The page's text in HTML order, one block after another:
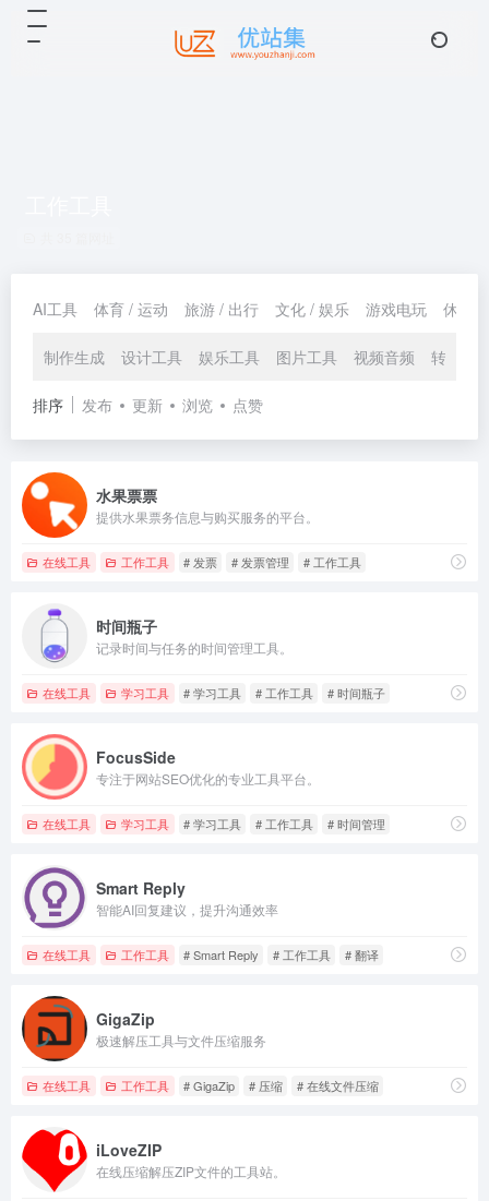
AI工具 体育 / 运动 旅游 / 出行 文化 / 娱乐 游戏电玩 休闲 /
制作生成 设计工具 娱乐工具 图片工具 视频音频 转换工
排序 发布 更新 浏览 点赞
水果票票
提供水果票务信息与购买服务的平台。
在线工具 工作工具 # 发票 # 发票管理 # 工作工具
时间瓶子
记录时间与任务的时间管理工具。
在线工具 学习工具 # 学习工具 # 工作工具 # 时间瓶子
FocusSide
专注于网站SEO优化的专业工具平台。
在线工具 学习工具 # 学习工具 # 工作工具 # 时间管理
Smart Reply
智能AI回复建议，提升沟通效率
在线工具 工作工具 # Smart Reply # 工作工具 # 翻译
GigaZip
极速解压工具与文件压缩服务
在线工具 工作工具 # GigaZip # 压缩 # 在线文件压缩
iLoveZIP
在线压缩解压ZIP文件的工具站。